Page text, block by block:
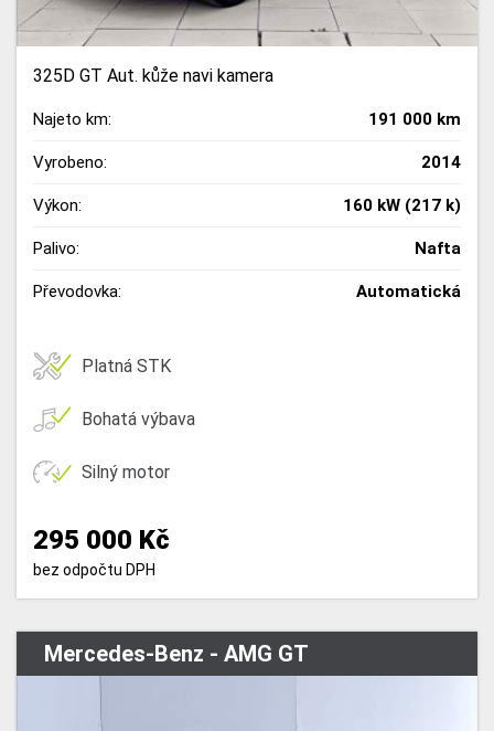
325D GT Aut. kůže navi kamera
Najeto km: 191 000 km
Vyrobeno: 2014
Výkon: 160 kW (217 k)
Palivo: Nafta
Převodovka: Automatická
Platná STK
Bohatá výbava
Silný motor
295 000 Kč
bez odpočtu DPH
Mercedes-Benz - AMG GT